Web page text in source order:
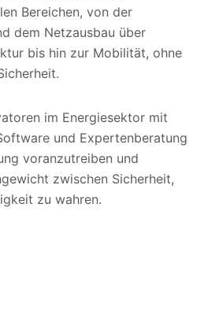
Bereichen, von der
dem Netzausbau über
bis hin zur Mobilität, ohne
im Energiesektor mit
und Expertenberatung
voranzutreiben und
zwischen Sicherheit,
zu wahren.